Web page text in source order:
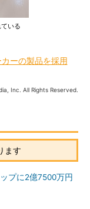
いる
ーの製品を採用
Inc. All Rights Reserved.
ます
プに2億7500万円